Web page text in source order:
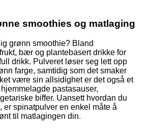
smoothies og matlaging
grønn smoothie? Bland
bær og plantebasert drikke for
drikk. Pulveret løser seg lett opp
farge, samtidig som det smaker
være sin allsidighet er det også et
pastasauser,
biffer. Uansett hvordan du
er spinatpulver en enkel måte å
til matlagingen din.